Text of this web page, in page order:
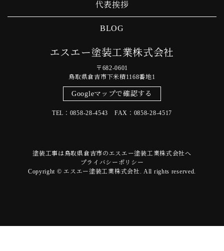
代表挨拶
BLOG
エスエー塗装工業株式会社
〒682-0601
鳥取県倉吉市下米積1168番地1
Googleマップで確認する
TEL：0858-28-4543 FAX：0858-28-4517
塗装工事は鳥取県倉吉市のエスエー塗装工業株式会社へ
プライバシーポリシー
Copyright © エスエー塗装工業株式会社. All rights reserved.